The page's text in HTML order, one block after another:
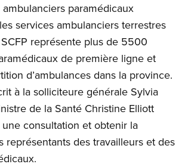
paramédicaux
services ambulanciers terrestres
représente plus de 5500
de première ligne et
d’ambulances dans la province.
à la solliciteure générale Sylvia
de la Santé Christine Elliott
consultation et obtenir la
représentants des travailleurs et des